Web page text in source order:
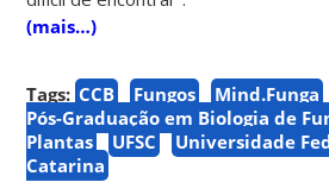
(mais…)
Tags: CCB Fungos Mind.Funga
Pós-Graduação em Biologia de
Plantas
UFSC
Universidade
Catarina